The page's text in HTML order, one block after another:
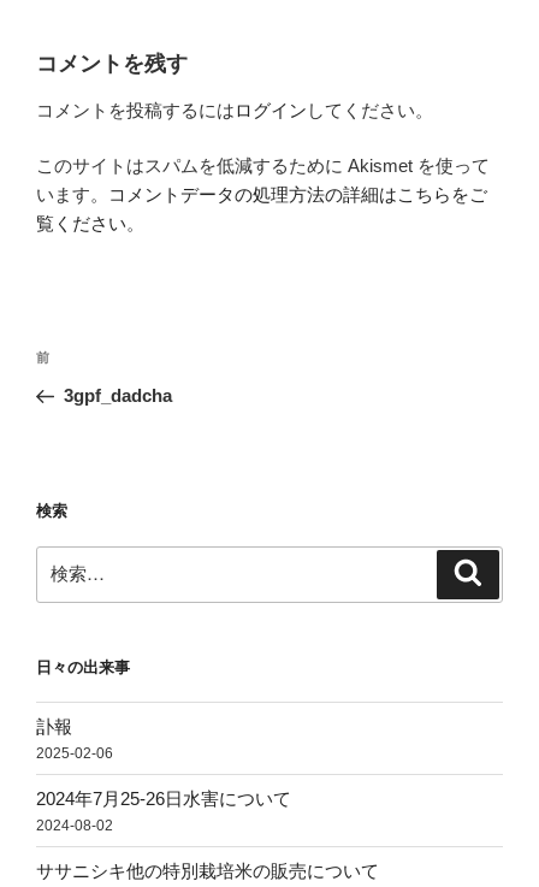
コメントを残す
コメントを投稿するにはログイン してください。
このサイトはスパムを低減するために Akismet を使って
います。
コメントデータの処理方法の詳細はこちらをご
覧ください。
投
ナ
ー
シ
ョ
前
の
前
3gpf_dadcha
検索
索:
日々の出来事
訃報
2025-02-06
2024年7月25-26日水害について
2024-08-02
ササニシキ他の特別栽培米の販売について